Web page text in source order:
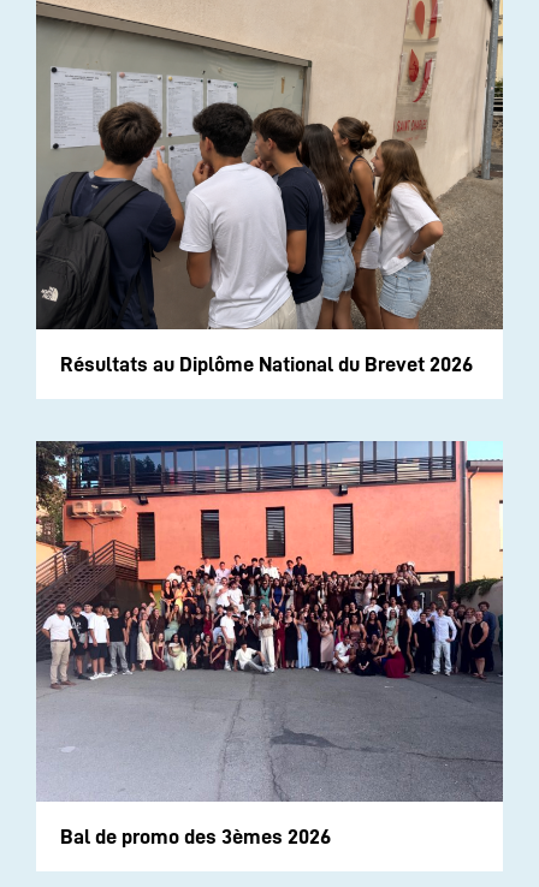
Résultats au Diplôme National du Brevet 2026
Bal de promo des 3èmes 2026